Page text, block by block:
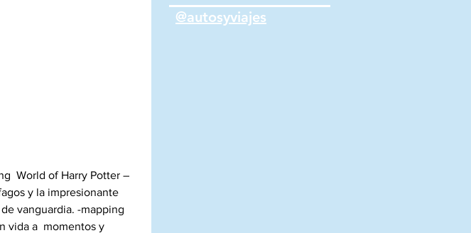
World of Harry Potter –
y la impresionante
vanguardia. -mapping
vida a  momentos y
@autosyviajes